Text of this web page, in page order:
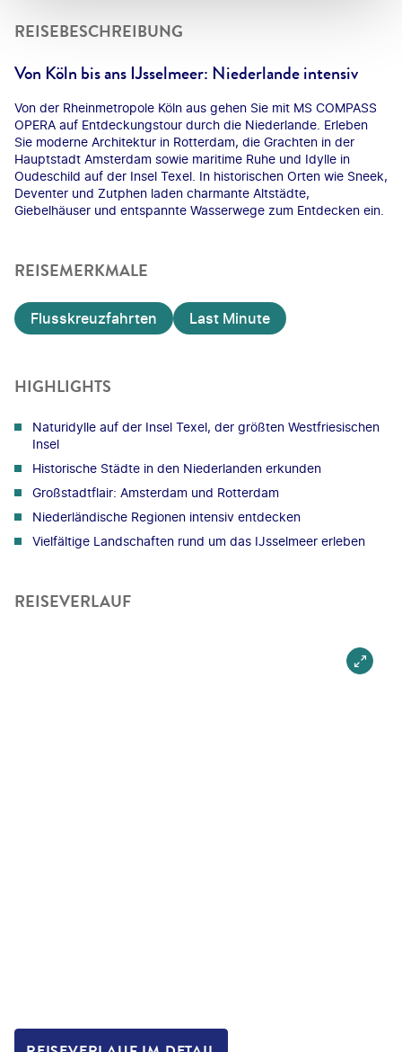
REISEBESCHREIBUNG
Von Köln bis ans IJsselmeer: Niederlande intensiv
Von der Rheinmetropole Köln aus gehen Sie mit MS COMPASS
OPERA auf Entdeckungstour durch die Niederlande. Erleben
Sie moderne Architektur in Rotterdam, die Grachten in der
Hauptstadt Amsterdam sowie maritime Ruhe und Idylle in
Oudeschild auf der Insel Texel. In historischen Orten wie Sneek,
Deventer und Zutphen laden charmante Altstädte,
Giebelhäuser und entspannte Wasserwege zum Entdecken ein.
REISEMERKMALE
Flusskreuzfahrten Last Minute
HIGHLIGHTS
Naturidylle auf der Insel Texel, der größten Westfriesischen
Insel
Historische Städte in den Niederlanden erkunden
Großstadtflair: Amsterdam und Rotterdam
Niederländische Regionen intensiv entdecken
Vielfältige Landschaften rund um das IJsselmeer erleben
REISEVERLAUF